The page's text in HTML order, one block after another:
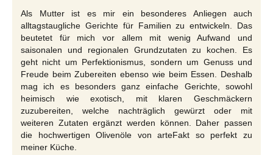
Als Mutter ist es mir ein besonderes Anliegen auch
alltagstaugliche Gerichte für Familien zu entwickeln. Das
beutetet für mich vor allem mit wenig Aufwand und
saisonalen und regionalen Grundzutaten zu kochen. Es
geht nicht um Perfektionismus, sondern um Genuss und
Freude beim Zubereiten ebenso wie beim Essen. Deshalb
mag ich es besonders ganz einfache Gerichte, sowohl
heimisch wie exotisch, mit klaren Geschmäckern
zuzubereiten, welche nachträglich gewürzt oder mit
weiteren Zutaten ergänzt werden können. Daher passen
die hochwertigen Olivenöle von arteFakt so perfekt zu
meiner Küche.